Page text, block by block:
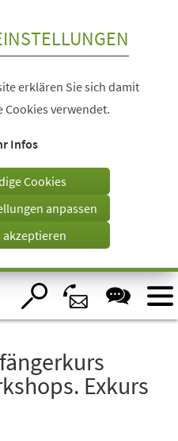
erklären Sie sich damit
Cookies verwendet.
Infos
Cookies
anpassen
akzeptieren
Exkurs